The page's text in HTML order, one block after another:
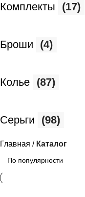
Комплекты (17)
Броши (4)
Колье (87)
Серьги (98)
Главная Каталог